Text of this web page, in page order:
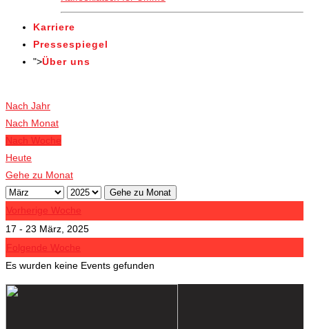
Karriere
Pressespiegel
">Über uns
Nach Jahr
Nach Monat
Nach Woche
Heute
Gehe zu Monat
Gehe zu Monat
Vorherige Woche
17 - 23 März, 2025
Folgende Woche
Es wurden keine Events gefunden